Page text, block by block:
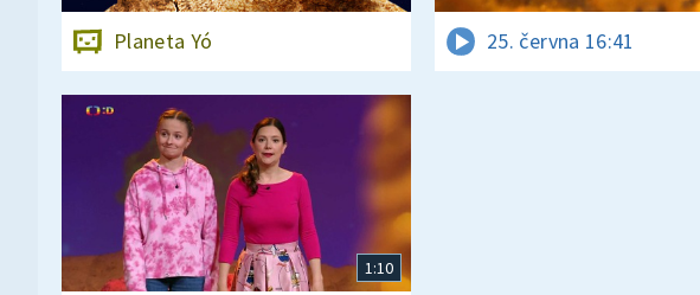
Planeta Yó 25. června 16:41
1:10